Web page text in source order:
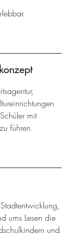
mit
führen.
ums Lesen die
und